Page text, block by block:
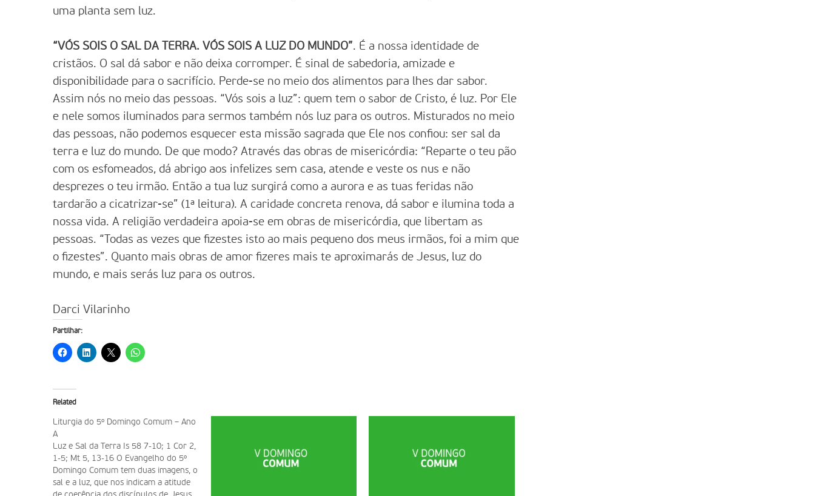
uma planta sem luz.
“VÓS SOIS O SAL DA TERRA. VÓS SOIS A LUZ DO MUNDO”. É a nossa identidade de
cristãos. O sal dá sabor e não deixa corromper. É sinal de sabedoria, amizade e
disponibilidade para o sacrifício. Perde-se no meio dos alimentos para lhes dar sabor.
Assim nós no meio das pessoas. “Vós sois a luz”: quem tem o sabor de Cristo, é luz. Por Ele
e nele somos iluminados para sermos também nós luz para os outros. Misturados no meio
das pessoas, não podemos esquecer esta missão sagrada que Ele nos confiou: ser sal da
terra e luz do mundo. De que modo? Através das obras de misericórdia: “Reparte o teu pão
com os esfomeados, dá abrigo aos infelizes sem casa, atende e veste os nus e não
desprezes o teu irmão. Então a tua luz surgirá como a aurora e as tuas feridas não
tardarão a cicatrizar-se” (1ª leitura). A caridade concreta renova, dá sabor e ilumina toda a
nossa vida. A religião verdadeira apoia-se em obras de misericórdia, que libertam as
pessoas. “Todas as vezes que fizestes isto ao mais pequeno dos meus irmãos, foi a mim que
o fizestes”. Quanto mais obras de amor fizeres mais te aproximarás de Jesus, luz do
mundo, e mais serás luz para os outros.
Darci Vilarinho
Partilhar:
Related
Liturgia do 5º Domingo Comum – Ano
A
Luz e Sal da Terra Is 58 7-10; 1 Cor 2,
1-5; Mt 5, 13-16 O Evangelho do 5º
Domingo Comum tem duas imagens, o
sal e a luz, que nos indicam a atitude